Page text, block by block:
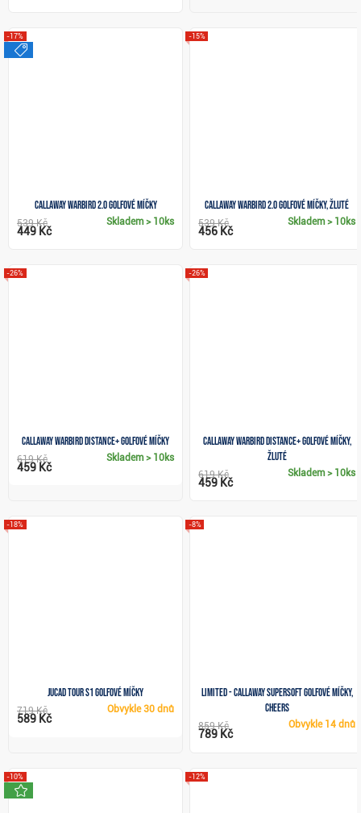
Callaway Warbird 2.0 golfové míčky
-17%
Skladem> 10ks
539 Kč
449 Kč
Callaway Warbird 2.0 golfové míčky, žluté
-15%
Skladem> 10ks
539 Kč
456 Kč
Callaway Warbird Distance+ golfové míčky
-26%
Skladem> 10ks
619 Kč
459 Kč
Callaway Warbird Distance+ golfové míčky,
žluté
-26%
Skladem> 10ks
619 Kč
459 Kč
JuCad Tour S1 golfové míčky
-18%
Obvykle30 dnů
719 Kč
589 Kč
LIMITED - Callaway Supersoft golfové míčky,
Cheers
-8%
Obvykle 14 dnů
859 Kč
789 Kč
-10% -12%